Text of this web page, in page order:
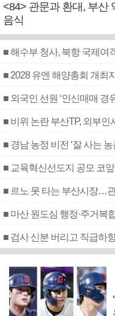
<84> 관문과 환대, 부산
음식
■ 해수부 청사, 북항 국제여
■ 2028 유엔 해양총회 개최
■ 외국인 선원 ‘인신매매
■ 비위 논란 부산TP, 외부인
■ 경남 농정 비전 ‘잘 사는
■ 교육혁신선도지 공모 코
■ 르노 못 타는 부산시장…
■ 마산 원도심 행정·주거복